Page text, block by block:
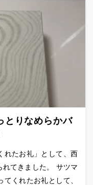
とりなめらかバ
れたお礼」として、西
てきました。 サツマ
くれたお礼として、